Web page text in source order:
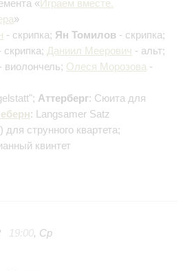
«Играем вместе.
»
- скрипка; Ян Томилов - скрипка;
скрипка; Даниил Меерович - альт;
- виолончель; Олеся Морозова -
Аттерберг: Сюита для
: Langsamer Satz
струнного квартета;
квинтет
19:00, Ср